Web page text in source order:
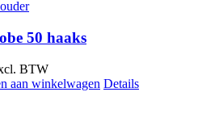
50 haaks
BTW
aan winkelwagen Details